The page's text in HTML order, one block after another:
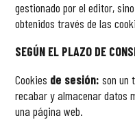
gestionado por el editor,
obtenidos través de las
SEGÚN EL PLAZO DE
Cookies de sesión:son un
recabar y almacenar datos
una página web.